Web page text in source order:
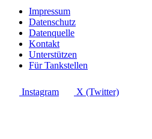
Impressum
Datenschutz
Datenquelle
Kontakt
Unterstützen
Für Tankstellen
Instagram X (Twitter)